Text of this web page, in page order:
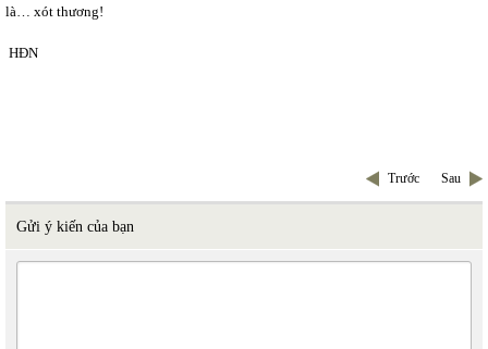
là… xót thương!
HĐN
Trước Sau
Gửi ý kiến của bạn